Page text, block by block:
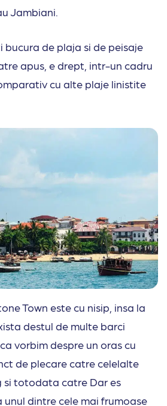
Jambiani.
bucura de plaja si de peisaje
apus, e drept, intr-un cadru
cu alte plaje linistite
Town este cu nisip, insa la
destul de multe barci
vorbim despre un oras cu
de plecare catre celelalte
si totodata catre Dar es
unul dintre cele mai frumoase